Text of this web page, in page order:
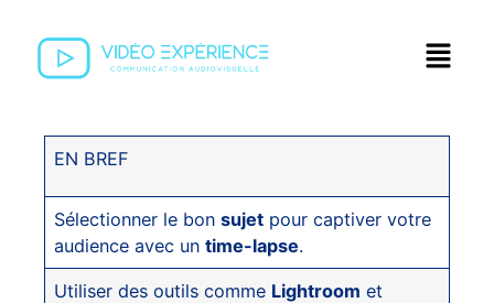
EN BREF
Sélectionner le bonsujet pour captiver votre
audience avec untime-lapse.
Utiliser des outils comme Lightroom et